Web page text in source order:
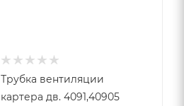
Трубка вентиляции
картера дв. 4091,40905